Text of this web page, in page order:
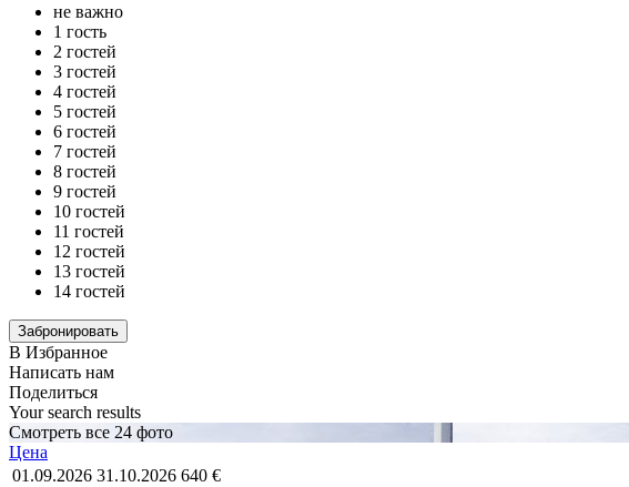
не важно
1 гость
2 гостей
3 гостей
4 гостей
5 гостей
6 гостей
7 гостей
8 гостей
9 гостей
10 гостей
11 гостей
12 гостей
13 гостей
14 гостей
В Избранное
Написать нам
Поделиться
Your search results
Смотреть все 24 фото
Цена
01.09.2026 31.10.2026 640 €